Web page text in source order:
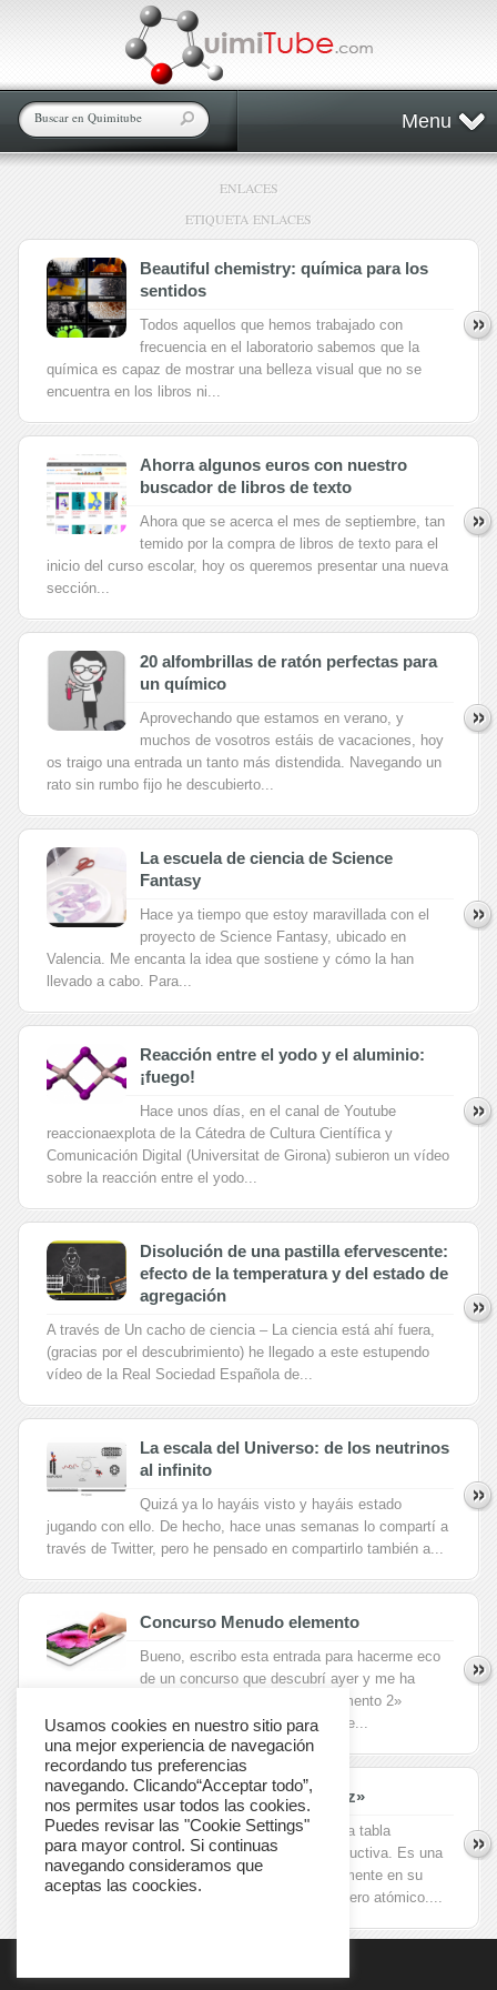
Menu
ENLACES
ETIQUETA ENLACES
Beautiful chemistry: química para los
sentidos
Todos aquellos que hemos trabajado con
frecuencia en el laboratorio sabemos que la
química es capaz de mostrar una belleza visual que no se
encuentra en los libros ni...
Ahorra algunos euros con nuestro
buscador de libros de texto
Ahora que se acerca el mes de septiembre, tan
temido por la compra de libros de texto para el
inicio del curso escolar, hoy os queremos presentar una nueva
sección...
20 alfombrillas de ratón perfectas para
un químico
Aprovechando que estamos en verano, y
muchos de vosotros estáis de vacaciones, hoy
os traigo una entrada un tanto más distendida. Navegando un
rato sin rumbo fijo he descubierto...
La escuela de ciencia de Science
Fantasy
Hace ya tiempo que estoy maravillada con el
proyecto de Science Fantasy, ubicado en
Valencia. Me encanta la idea que sostiene y cómo la han
llevado a cabo. Para...
Reacción entre el yodo y el aluminio:
¡fuego!
Hace unos días, en el canal de Youtube
reaccionaexplota de la Cátedra de Cultura Científica y
Comunicación Digital (Universitat de Girona) subieron un vídeo
sobre la reacción entre el yodo...
Disolución de una pastilla efervescente:
efecto de la temperatura y del estado de
agregación
A través de Un cacho de ciencia – La ciencia está ahí fuera,
(gracias por el descubrimiento) he llegado a este estupendo
vídeo de la Real Sociedad Española de...
La escala del Universo: de los neutrinos
al infinito
Quizá ya lo hayáis visto y hayáis estado
jugando con ello. De hecho, hace unas semanas lo compartí a
través de Twitter, pero he pensado en compartirlo también a...
Concurso Menudo elemento
Bueno, escribo esta entrada para hacerme eco
de un concurso que descubrí ayer y me ha
parecido estupendo, el concurso «Menudo elemento 2»
organizado por ANQUE (Asociación Nacional de...
Tabla periódica de «El tamiz»
En el tamiz están elaborando una tabla
periódica muy interesante e instructiva. Es una
herramienta que están construyendo paulatinamente en su
serie “conoce tus elementos”, en orden de número atómico....
© 2012 Quimitube All rights reserved.
Usamos cookies en nuestro sitio para
una mejor experiencia de navegación
recordando tus preferencias
navegando. Clicando“Acceptar todo”,
nos permites usar todos las cookies.
Puedes revisar las "Cookie Settings"
para mayor control. Si continuas
navegando consideramos que
aceptas las coockies.